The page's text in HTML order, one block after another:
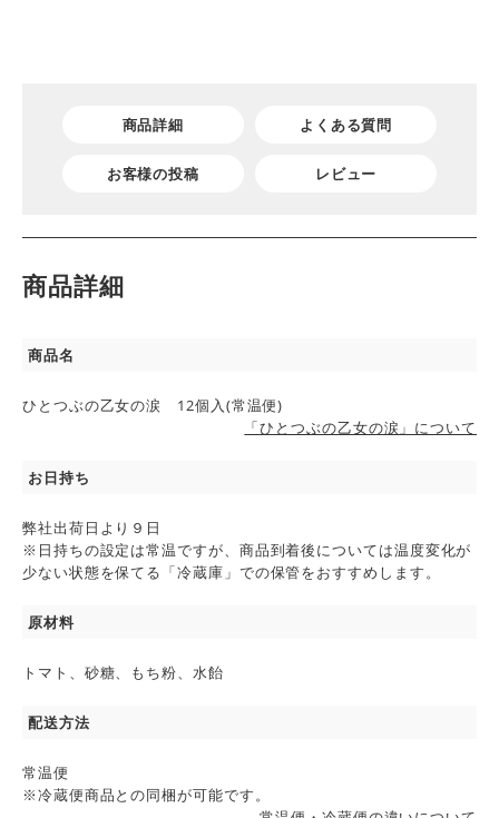
商品詳細 よくある質問
お客様の投稿 レビュー
商品詳細
商品名
ひとつぶの乙女の涙 12個入(常温便)
「ひとつぶの乙女の涙」について
お日持ち
弊社出荷日より９日
※日持ちの設定は常温ですが、商品到着後については温度変化が
少ない状態を保てる「冷蔵庫」での保管をおすすめします。
原材料
トマト、砂糖、もち粉、水飴
配送方法
常温便
※冷蔵便商品との同梱が可能です。